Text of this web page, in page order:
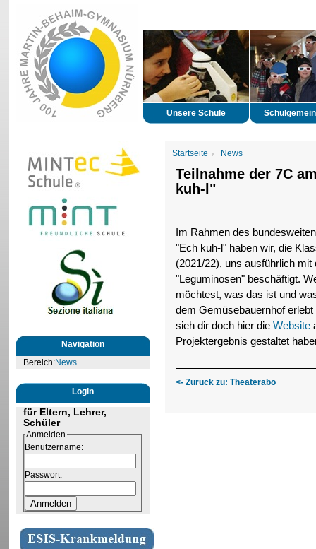
Unsere Schule
Navigation
Bereich:News
Login
für Eltern, Lehrer,
Schüler
Anmelden
Benutzername:
Passwort:
Startseite News
Teilnahme der 7C
kuh-l"
Im Rahmen des
"Ech kuh-l" haben wir, die
(2021/22), uns ausführlich mit
"Leguminosen" beschäftigt.
möchtest, was das ist und
dem Gemüsebauernhof erlebt
sieh dir doch hier die Website
Projektergebnis gestaltet
<- Zurück zu: Theaterabo